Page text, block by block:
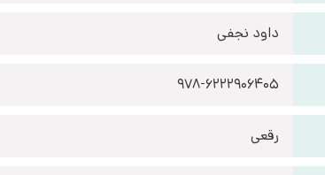
داود نجفی
978-6222906405
رقعی